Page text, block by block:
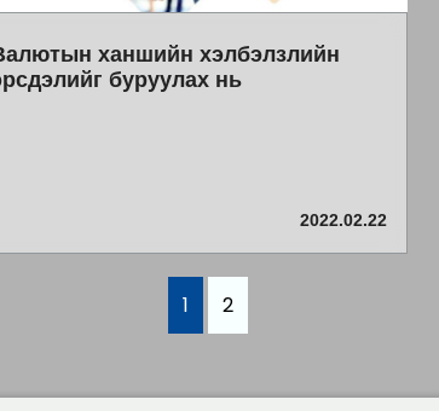
ханшийн хэлбэлзлийн
буруулах нь
2022.02.22
1 2